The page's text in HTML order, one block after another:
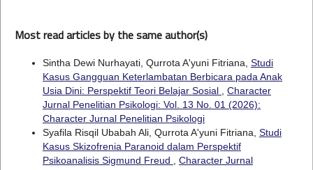
Most read articles by the same author(s)
Sintha Dewi Nurhayati, Qurrota A'yuni Fitriana, Studi
Kasus Gangguan Keterlambatan Berbicara pada Anak
Usia Dini: Perspektif Teori Belajar Sosial , Character
Jurnal Penelitian Psikologi: Vol. 13 No. 01 (2026):
Character Jurnal Penelitian Psikologi
Syafila Risqil Ubabah Ali, Qurrota A'yuni Fitriana, Studi
Kasus Skizofrenia Paranoid dalam Perspektif
Psikoanalisis Sigmund Freud , Character Jurnal